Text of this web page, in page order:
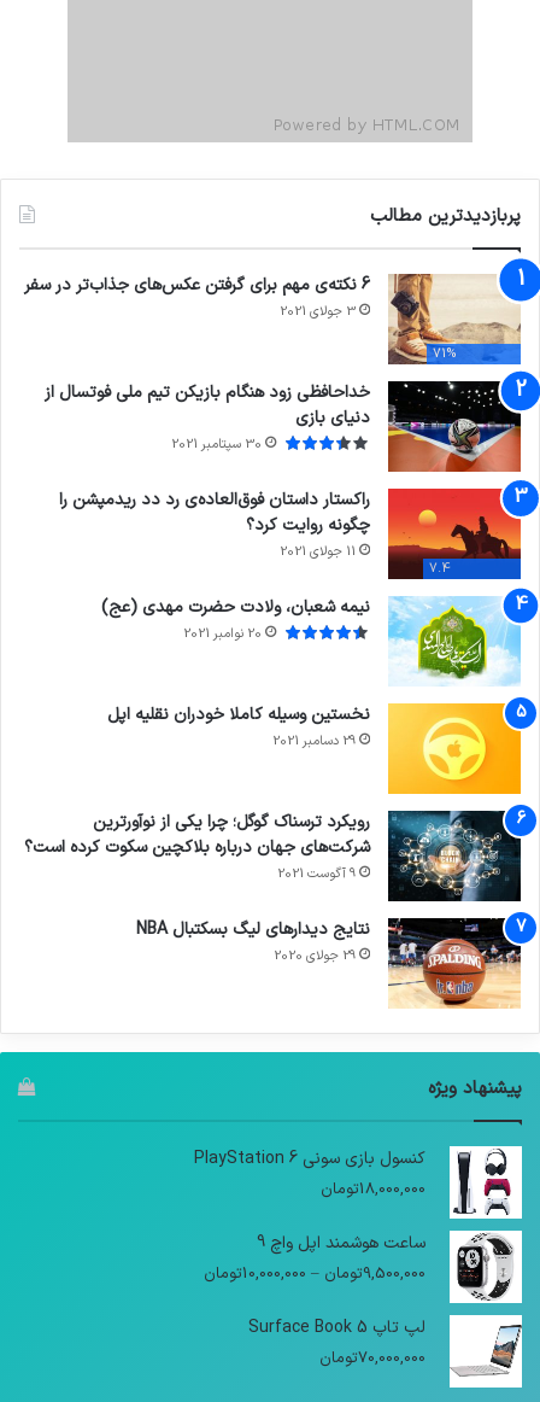
پربازدیدترین مطالب
71%
6 نکته‌ی مهم برای گرفتن عکس‌های جذاب‌تر در سفر
3 جولای 2021
خداحافظی زود هنگام بازیکن تیم ملی فوتسال از
دنیای بازی
30 سپتامبر 2021
7.4
راکستار داستان فوق‌العاده‌ی رد دد ریدمپشن را
چگونه روایت کرد؟
11 جولای 2021
نیمه شعبان، ولادت حضرت مهدی (عج)
20 نوامبر 2021
نخستین وسیله کاملا خودران نقلیه اپل
29 دسامبر 2021
رویکرد ترسناک گوگل؛ چرا یکی از نوآورترین
شرکت‌های جهان درباره بلاکچین سکوت کرده است؟
9 آگوست 2021
نتایج دیدار‌های لیگ بسکتبال NBA
29 جولای 2020
پیشنهاد ویژه
کنسول بازی سونی PlayStation 6
18,000,000تومان
ساعت هوشمند اپل واچ 9
9,500,000تومان –
10,000,000تومان
لپ تاپ Surface Book 5
70,000,000تومان